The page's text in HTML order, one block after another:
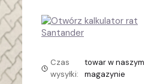
Czas
wysyłki:
towar w naszym
magazynie